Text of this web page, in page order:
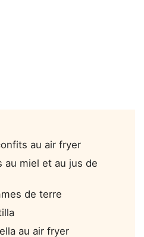
au air fryer
au miel et au jus de
de terre
au air fryer